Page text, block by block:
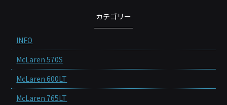
カテゴリー
INFO
McLaren 570S
McLaren 600LT
McLaren 765LT